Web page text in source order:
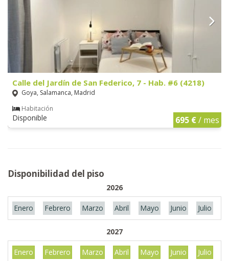
Calle del Jardín de San Federico, 7 - Hab. #6 (4218)
Goya, Salamanca, Madrid
Habitación
Disponible 695 €/ mes
Disponibilidad del piso
2026
Enero Febrero Marzo Abril Mayo Junio Julio
2027
Enero Febrero Marzo Abril Mayo Junio Julio